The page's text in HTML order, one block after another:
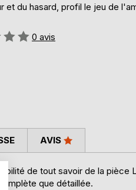
et du hasard, profil le jeu de
0 avis
de tout savoir de la pièce
que détaillée.
AVIS